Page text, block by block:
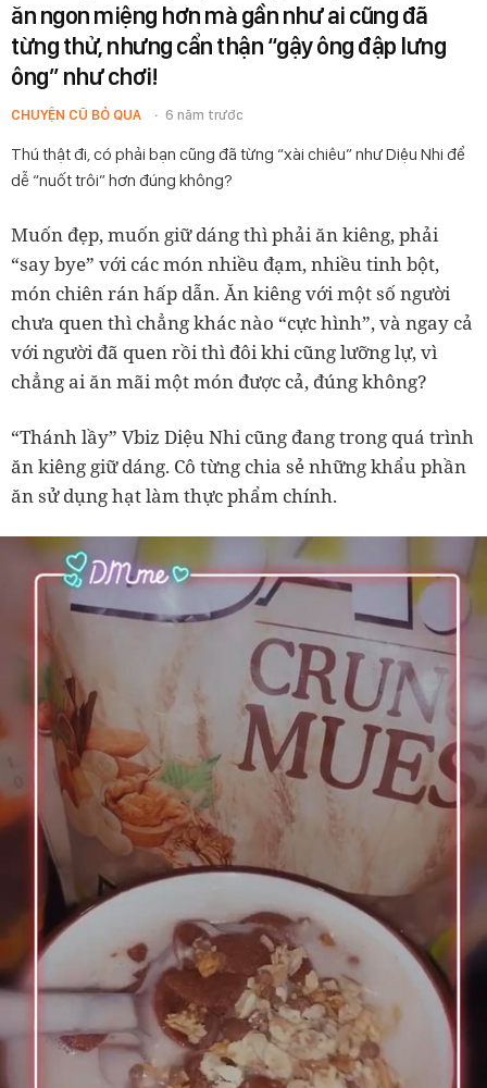
ăn ngon miệng hơn mà gần như ai cũng đã
từng thử, nhưng cẩn thận “gậy ông đập lưng
ông” như chơi!
CHUYỆN CŨ BỎ QUA 6 năm trước
Thú thật đi, có phải bạn cũng đã từng “xài chiêu” như Diệu Nhi để
dễ “nuốt trôi” hơn đúng không?
Muốn đẹp, muốn giữ dáng thì phải ăn kiêng, phải
“say bye” với các món nhiều đạm, nhiều tinh bột,
món chiên rán hấp dẫn. Ăn kiêng với một số người
chưa quen thì chẳng khác nào “cực hình”, và ngay cả
với người đã quen rồi thì đôi khi cũng lưỡng lự, vì
chẳng ai ăn mãi một món được cả, đúng không?
“Thánh lầy” Vbiz Diệu Nhi cũng đang trong quá trình
ăn kiêng giữ dáng. Cô từng chia sẻ những khẩu phần
ăn sử dụng hạt làm thực phẩm chính.